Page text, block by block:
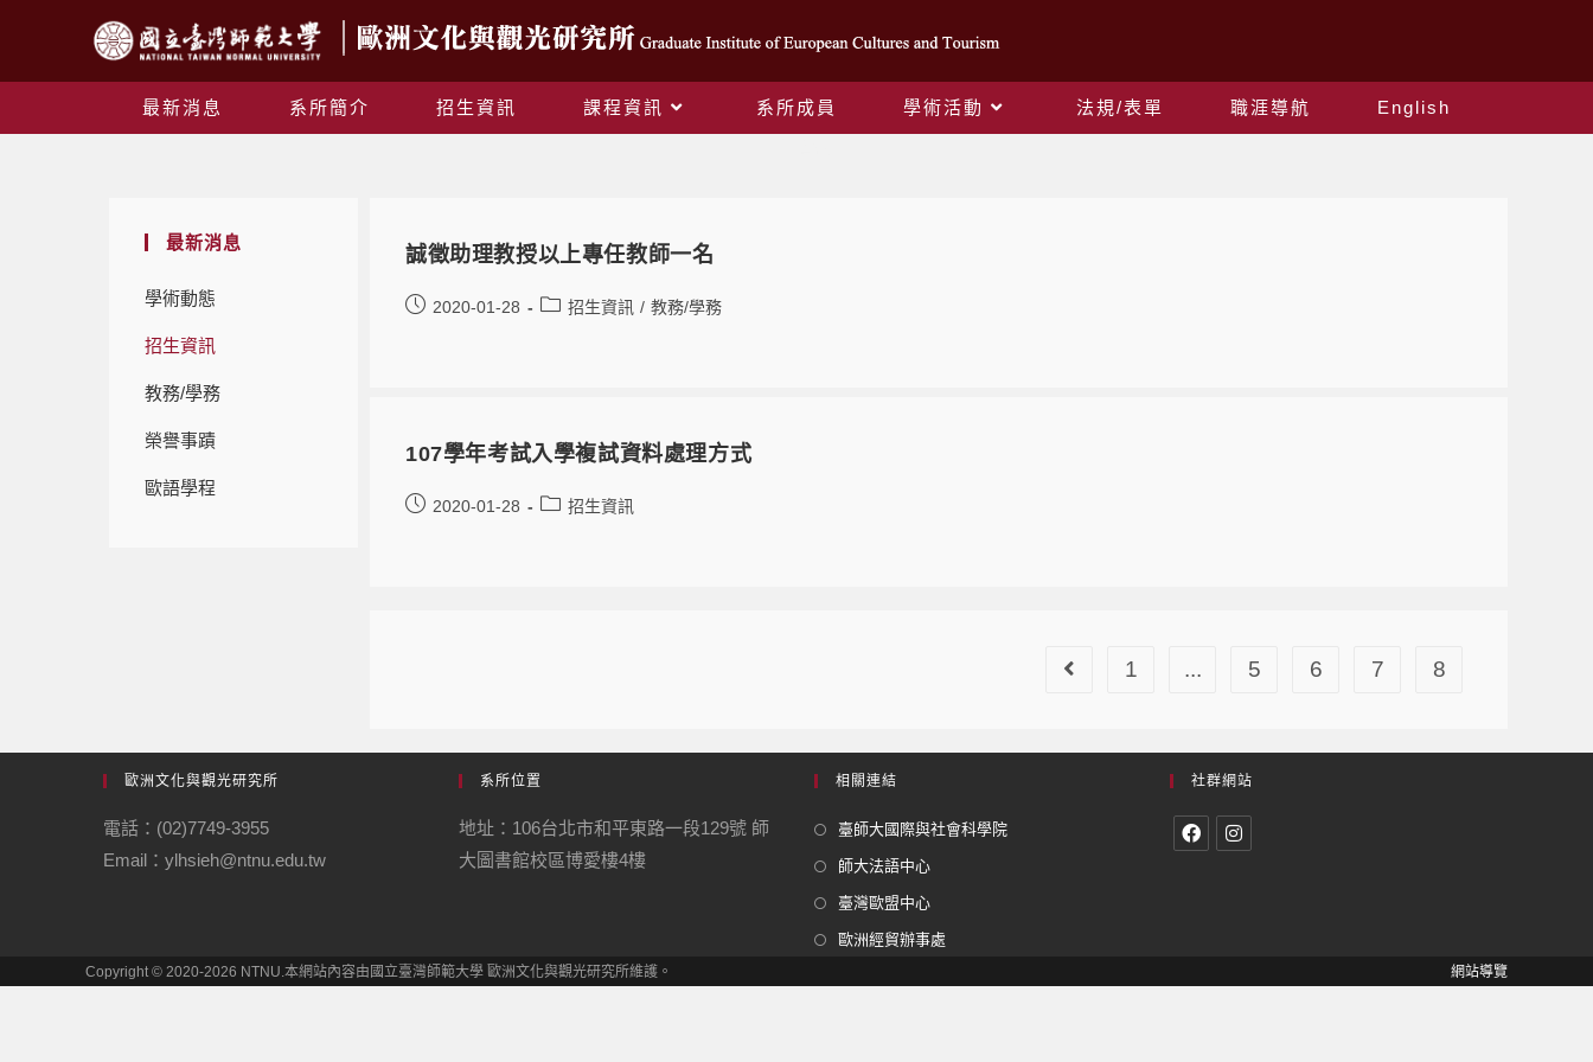
最新消息 系所簡介 招生資訊 課程資訊 系所成員 學術活動 法規/表單 職涯導航
English
最新消息
學術動態
招生資訊
教務/學務
榮譽事蹟
歐語學程
誠徵助理教授以上專任教師一名
2020-01-28 招生資訊 / 教務/學務
107學年考試入學複試資料處理方式
2020-01-28 招生資訊
1 ... 5 6 7 8
歐洲文化與觀光研究所
電話：(02)7749-3955
Email：ylhsieh@ntnu.edu.tw
系所位置
地址：106台北市和平東路一段129號 師
大圖書館校區博愛樓4樓
相關連結
臺師大國際與社會科學院
師大法語中心
臺灣歐盟中心
歐洲經貿辦事處
社群網站
網站導覽
Copyright © 2020-2026 NTNU.本網站內容由國立臺灣師範大學 歐洲文化與觀光研究所維護。